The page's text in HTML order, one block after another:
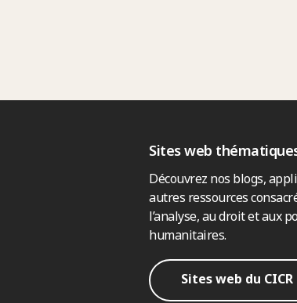
Sites web
Découvrez nos blogs,
autres ressources
l’analyse, au droit et aux
humanitaires.
Sites web du CICR